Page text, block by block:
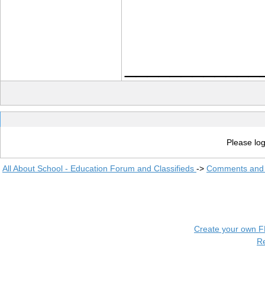
Please
All About School - Education Forum and Classifieds -> Comments
Create your own